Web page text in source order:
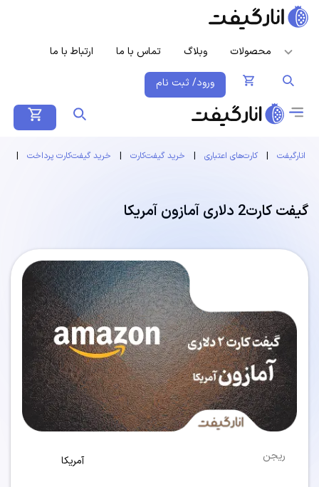
محصولات وبلاگ تماس با ما ارتباط با ما
ورود/ ثبت نام
انارگیفت | کارت‌های اعتباری | خرید گیفت‌کارت | خرید گیفت‌کارت پرداخت |
گیفت کارت2 دلاری آمازون آمریکا
ریجن آمریکا